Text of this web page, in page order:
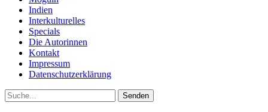
Indien
Interkulturelles
Specials
Die Autorinnen
Kontakt
Impressum
Datenschutzerklärung